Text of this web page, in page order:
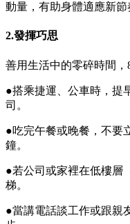
動量，有助身體適應新節
2.發揮巧思
善用生活中的零碎時間，
●搭乘捷運、公車時，提
司。
●吃完午餐或晚餐，不要
鐘。
●若公司或家裡在低樓層
梯。
●當講電話談工作或跟親